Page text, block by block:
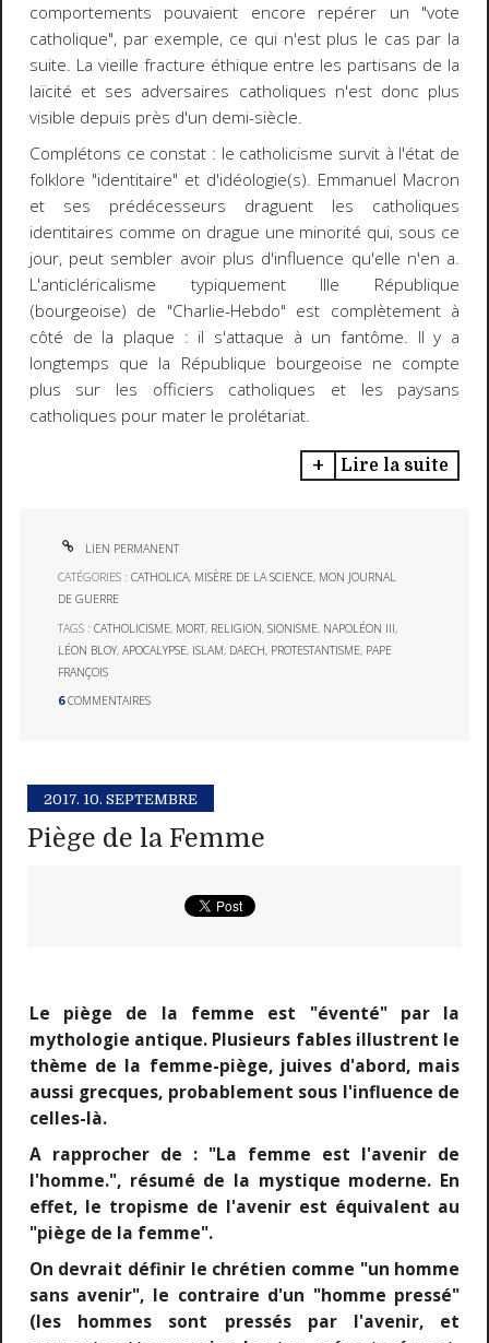
comportements pouvaient encore repérer un "vote
catholique", par exemple, ce qui n'est plus le cas par la
suite. La vieille fracture éthique entre les partisans de la
laïcité et ses adversaires catholiques n'est donc plus
visible depuis près d'un demi-siècle.
Complétons ce constat : le catholicisme survit à l'état de
folklore "identitaire" et d'idéologie(s). Emmanuel Macron
et ses prédécesseurs draguent les catholiques
identitaires comme on drague une minorité qui, sous ce
jour, peut sembler avoir plus d'influence qu'elle n'en a.
L'anticléricalisme typiquement IIIe République
(bourgeoise) de "Charlie-Hebdo" est complètement à
côté de la plaque : il s'attaque à un fantôme. Il y a
longtemps que la République bourgeoise ne compte
plus sur les officiers catholiques et les paysans
catholiques pour mater le prolétariat.
Lire la suite
LIEN PERMANENT
CATÉGORIES :CATHOLICA, MISÈRE DE LA SCIENCE, MON JOURNAL
DE GUERRE
TAGS :CATHOLICISME, MORT, RELIGION,SIONISME, NAPOLÉON III,
LÉON BLOY,APOCALYPSE, ISLAM, DAECH, PROTESTANTISME, PAPE
FRANÇOIS
6 COMMENTAIRES
2017. 10. SEPTEMBRE
Piège de la Femme
Le piège de la femme est "éventé" par la
mythologie antique. Plusieurs fables illustrent le
thème de la femme-piège, juives d'abord, mais
aussi grecques, probablement sous l'influence de
celles-là.
A rapprocher de : "La femme est l'avenir de
l'homme.", résumé de la mystique moderne. En
effet, le tropisme de l'avenir est équivalent au
"piège de la femme".
On devrait définir le chrétien comme "un homme
sans avenir", le contraire d'un "homme pressé"
(les hommes sont pressés par l'avenir, et